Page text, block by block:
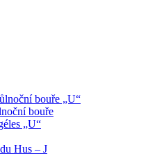
bouře „U“
bouře
„U“
Hus – J